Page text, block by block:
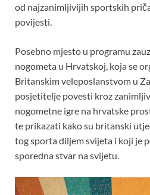
od najzanimljivijih sportskih
povijesti.
Posebno mjesto u programu
nogometa u Hrvatskoj, koja se
Britanskim veleposlanstvom u
posjetitelje povesti kroz
nogometne igre na hrvatske
te prikazati kako su britanski
tog sporta diljem svijeta i koji je
sporedna stvar na svijetu.